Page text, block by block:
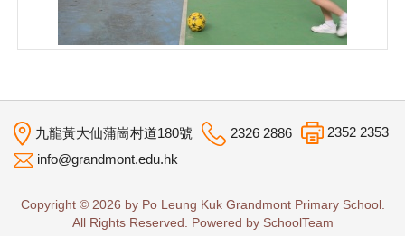
九龍黃大仙蒲崗村道180號 2326 2886
2352 2353
info@grandmont.edu.hk
Copyright © 2026 by Po Leung Kuk Grandmont Primary School.
All Rights Reserved. Powered by SchoolTeam